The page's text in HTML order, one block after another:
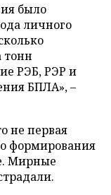
было
личного
тонн
РЭБ, РЭР и
БПЛА», –
не первая
формирования
Мирные